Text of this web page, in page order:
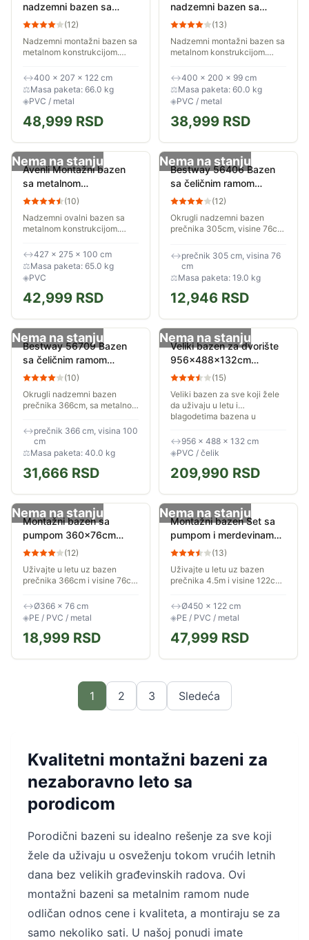
nadzemni bazen sa
merdevinama i pumpom
26-371203
(12)
Nadzemni montažni bazen sa
metalnom konstrukcijom.
bazena su 400 x 207 x
122cm. Sastavni deo
kompleta su merdevine i
pumpa za...
↔400 × 207 × 122 cm
⚖Masa paketa: 66.0 kg
◈PVC / metal
48,999 RSD
nadzemni bazen sa
merdevinama i pumpom
26-371103
(13)
Nadzemni montažni bazen sa
metalnom konstrukcijom.
bazena su 400 x 200 x 99cm.
Sastavni deo kompleta su
merdevine i pumpa za...
↔400 × 200 × 99 cm
⚖Masa paketa: 60.0 kg
◈PVC / metal
38,999 RSD
Nema na stanju
Avenli Montažni bazen
sa metalnom
konstrukcijom
26-372000
(10)
Nadzemni ovalni bazen sa
metalnom konstrukcijom.
bazena su 427 x 275 x
100cm. Sastavni deo
kompleta su merdevine i
pumpa za...
↔427 × 275 × 100 cm
⚖Masa paketa: 65.0 kg
◈PVC
42,999 RSD
Nema na stanju
Bestway 56406 Bazen
sa čeličnim ramom
305x76cm
(12)
Okrugli nadzemni bazen
prečnika 305cm, visine 76cm,
Telo bazena je izrađeno od
izdržljivog troslojnog
materijala....
↔prečnik 305 cm, visina 76
cm
⚖Masa paketa: 19.0 kg
12,946 RSD
Nema na stanju
Bestway 56709 Bazen
sa čeličnim ramom
pumpom i merdevinama
(10)
Okrugli nadzemni bazen
prečnika 366cm, sa metalnom
izrađeno od izdržljivog
troslojnog materijala. Sastavni
deo kompleta...
↔prečnik 366 cm, visina 100
cm
⚖Masa paketa: 40.0 kg
31,666 RSD
Nema na stanju
Veliki bazen za dvorište
956x488x132cm
Bestway Power Steel
(15)
Veliki bazen za sve koji žele
da uživaju u letu i
blagodetima bazena u
Dimenzije bazena su 9,56 x
4,88 x 1,32m. Uz bazen...
↔956 × 488 × 132 cm
◈PVC / čelik
209,990 RSD
Nema na stanju
Montažni bazen sa
pumpom 360x76cm
Avenli 26-374101
(12)
Uživajte u letu uz bazen
prečnika 366cm i visine 76cm
fenomenalnu porodičnu
zabavu u vašem dvorištu i
opuštanje tokom vrelih...
↔Ø366 × 76 cm
◈PE / PVC / metal
18,999 RSD
Nema na stanju
Montažni bazen Set sa
pumpom i merdevinama
450x122cm Avenli
(13)
Uživajte u letu uz bazen
prečnika 4.5m i visine 122cm
fenomenalnu porodičnu
zabavu u vašem dvorištu i
opuštanje tokom vrelih...
↔Ø450 × 122 cm
◈PE / PVC / metal
47,999 RSD
1 2 3 Sledeća
Kvalitetni montažni bazeni za
nezaboravno leto sa
porodicom
Porodični bazeni su idealno rešenje za sve koji
žele da uživaju u osveženju tokom vrućih letnih
dana bez velikih građevinskih radova. Ovi
montažni bazeni sa metalnim ramom nude
odličan odnos cene i kvaliteta, a montiraju se za
samo nekoliko sati. U našoj ponudi imate